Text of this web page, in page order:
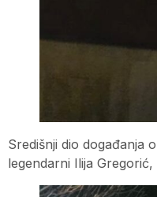
Središnji dio događanja
legendarni Ilija